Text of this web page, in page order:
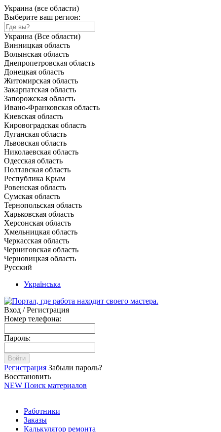
Украина (все области)
Выберите ваш регион:
Украина (Все области)
Винницкая область
Волынская область
Днепропетровская область
Донецкая область
Житомирская область
Закарпатская область
Запорожская область
Ивано-Франковская область
Киевская область
Кировоградская область
Луганская область
Львовская область
Николаевская область
Одесская область
Полтавская область
Республика Крым
Ровенская область
Сумская область
Тернопольская область
Харьковская область
Херсонская область
Хмельницкая область
Черкасская область
Черниговская область
Черновицкая область
Русский
Українська
Вход / Регистрация
Номер телефона:
Пароль:
Войти
Регистрация Забыли пароль?
Восстановить
NEW Поиск материалов
Работники
Заказы
Калькулятор ремонта